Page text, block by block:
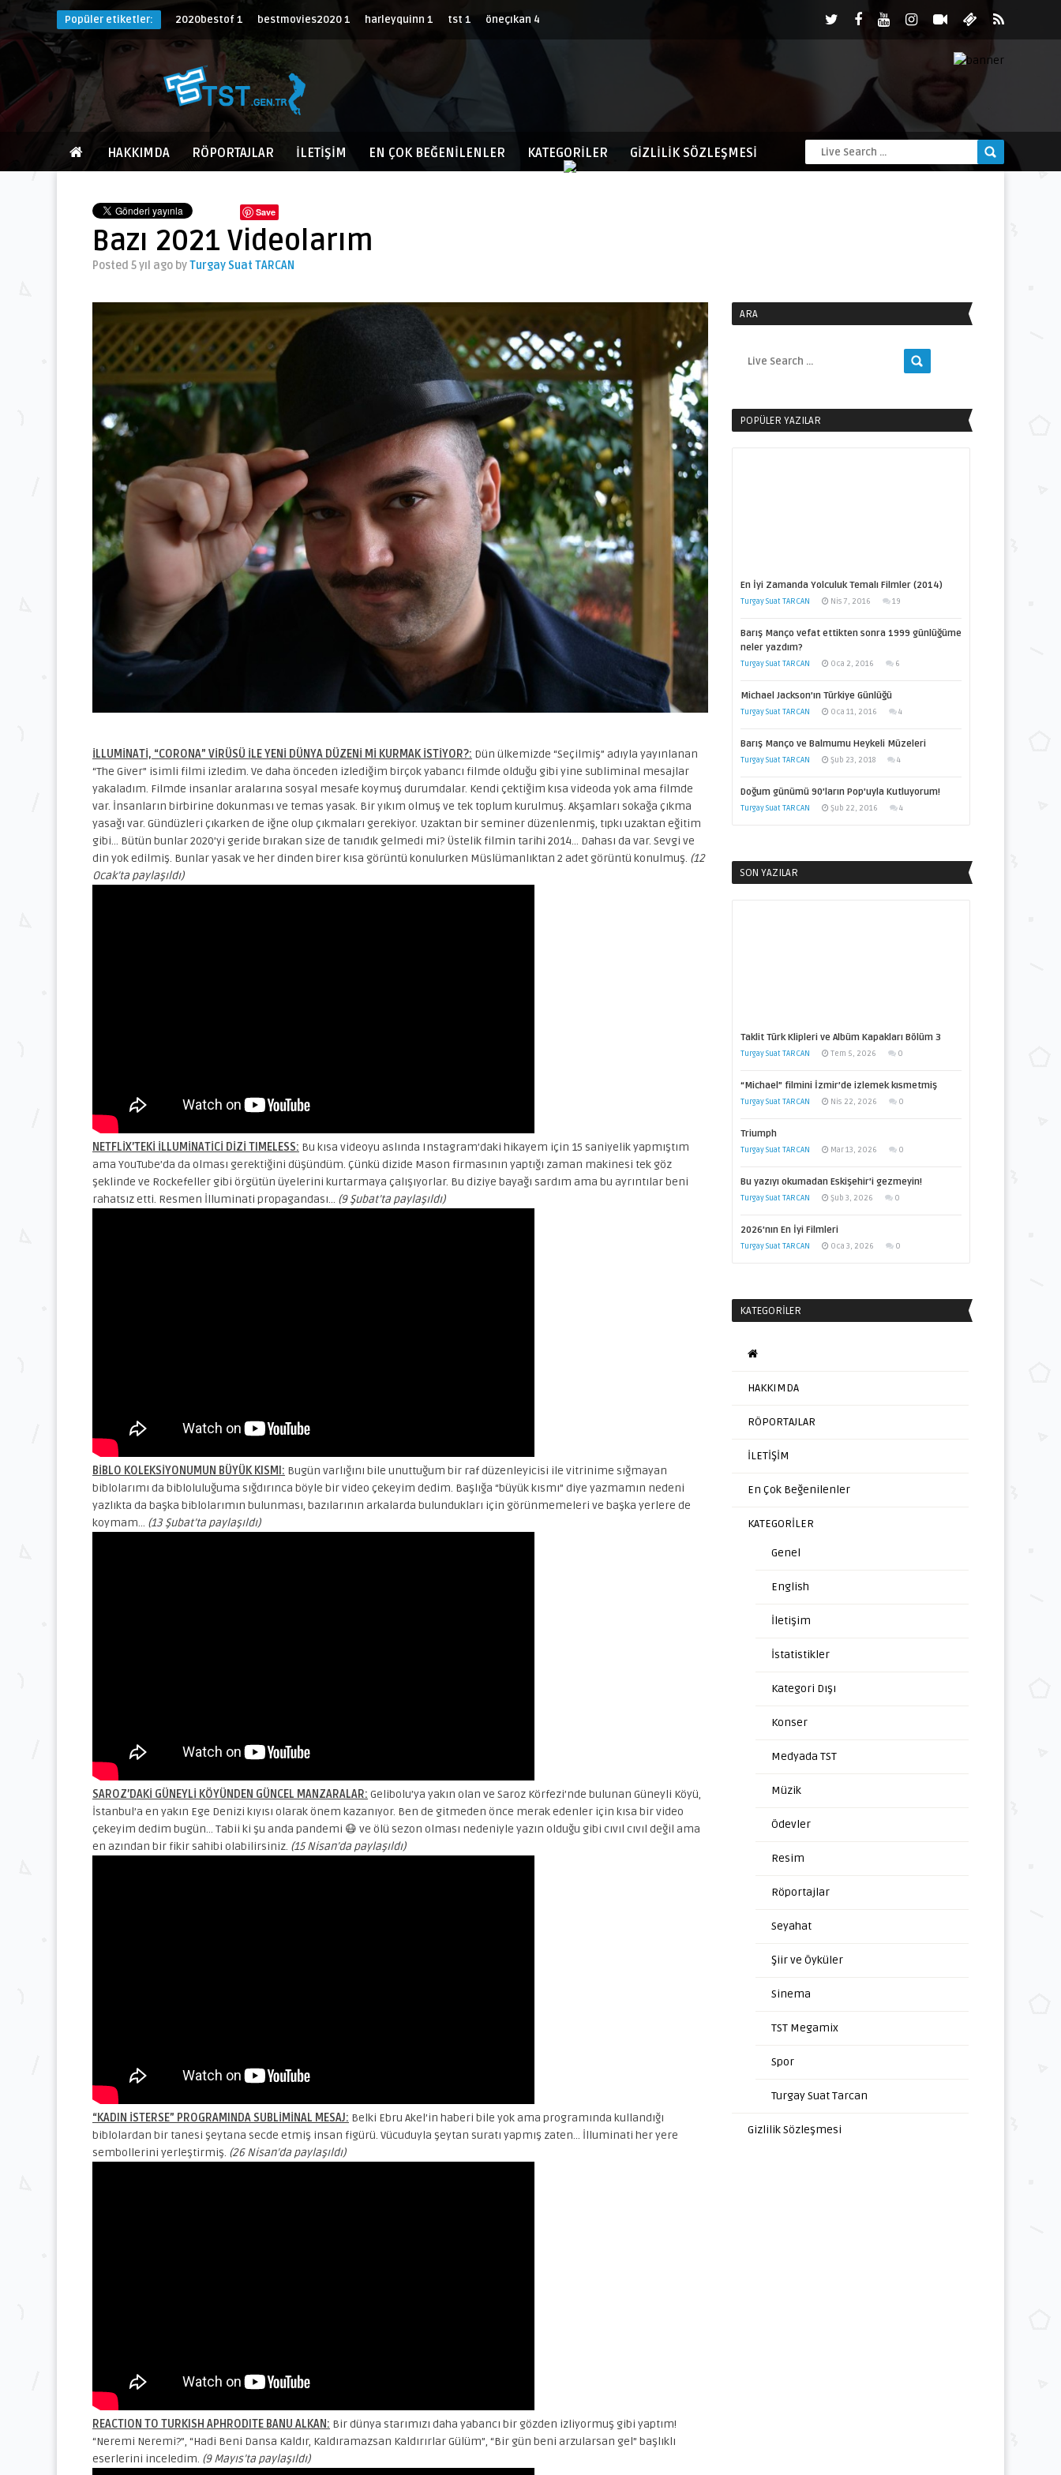
Popüler etiketler: 2020bestof1 bestmovies20201 harleyquinn 1 tst 1 öneçıkan 4
HAKKIMDA RÖPORTAJLAR İLETİŞİM EN ÇOK BEĞENILENLER KATEGORİLER GIZLILIK SÖZLEŞMESI
Save
Bazı 2021 Videolarım
Posted 5 yıl ago byTurgay Suat TARCAN
İLLUMİNATİ, “CORONA” VİRÜSÜ İLE YENİ DÜNYA DÜZENİ Mİ KURMAK İSTİYOR?: Dün ülkemizde “Seçilmiş” adıyla yayınlanan
“The Giver” isimli filmi izledim. Ve daha önceden izlediğim birçok yabancı filmde olduğu gibi yine subliminal mesajlar
yakaladım. Filmde insanlar aralarına sosyal mesafe koymuş durumdalar. Kendi çektiğim kısa videoda yok ama filmde
var. İnsanların birbirine dokunması ve temas yasak. Bir yıkım olmuş ve tek toplum kurulmuş. Akşamları sokağa çıkma
yasağı var. Gündüzleri çıkarken de iğne olup çıkmaları gerekiyor. Uzaktan bir seminer düzenlenmiş, tıpkı uzaktan eğitim
gibi… Bütün bunlar 2020’yi geride bırakan size de tanıdık gelmedi mi? Üstelik filmin tarihi 2014… Dahası da var. Sevgi ve
din yok edilmiş. Bunlar yasak ve her dinden birer kısa görüntü konulurken Müslümanlıktan 2 adet görüntü konulmuş. (12
Ocak’ta paylaşıldı)
NETFLİX’TEKİ İLLUMİNATİCİ DİZİ TIMELESS: Bu kısa videoyu aslında Instagram’daki hikayem için 15 saniyelik yapmıştım
ama YouTube’da da olması gerektiğini düşündüm. Çünkü dizide Mason firmasının yaptığı zaman makinesi tek göz
şeklinde ve Rockefeller gibi örgütün üyelerini kurtarmaya çalışıyorlar. Bu diziye bayağı sardım ama bu ayrıntılar beni
rahatsız etti. Resmen İlluminati propagandası… (9 Şubat’ta paylaşıldı)
BİBLO KOLEKSİYONUMUN BÜYÜK KISMI: Bugün varlığını bile unuttuğum bir raf düzenleyicisi ile vitrinime sığmayan
biblolarımı da bibloluluğuma sığdırınca böyle bir video çekeyim dedim. Başlığa “büyük kısmı” diye yazmamın nedeni
yazlıkta da başka biblolarımın bulunması, bazılarının arkalarda bulundukları için görünmemeleri ve başka yerlere de
koymam… (13 Şubat’ta paylaşıldı)
SAROZ’DAKİ GÜNEYLİ KÖYÜNDEN GÜNCEL MANZARALAR: Gelibolu’ya yakın olan ve Saroz Körfezi’nde bulunan Güneyli Köyü,
İstanbul’a en yakın Ege Denizi kıyısı olarak önem kazanıyor. Ben de gitmeden önce merak edenler için kısa bir video
çekeyim dedim bugün… Tabii ki şu anda pandemi 😷 ve ölü sezon olması nedeniyle yazın olduğu gibi cıvıl cıvıl değil ama
en azından bir fikir sahibi olabilirsiniz. (15 Nisan’da paylaşıldı)
“KADIN İSTERSE” PROGRAMINDA SUBLİMİNAL MESAJ: Belki Ebru Akel’in haberi bile yok ama programında kullandığı
biblolardan bir tanesi şeytana secde etmiş insan figürü. Vücuduyla şeytan suratı yapmış zaten… İlluminati her yere
sembollerini yerleştirmiş. (26 Nisan’da paylaşıldı)
REACTION TO TURKISH APHRODITE BANU ALKAN: Bir dünya starımızı daha yabancı bir gözden izliyormuş gibi yaptım!
“Neremi Neremi?”, “Hadi Beni Dansa Kaldır, Kaldıramazsan Kaldırırlar Gülüm”, “Bir gün beni arzularsan gel” başlıklı
eserlerini inceledim. (9 Mayıs’ta paylaşıldı)
ARA
POPÜLER YAZILAR
En İyi Zamanda Yolculuk Temalı Filmler (2014)
Turgay Suat TARCAN Nis 7, 2016 19
Barış Manço vefat ettikten sonra 1999 günlüğüme
neler yazdım?
Turgay Suat TARCAN Oca 2, 2016 6
Michael Jackson’ın Türkiye Günlüğü
Turgay Suat TARCAN Oca 11, 2016 4
Barış Manço ve Balmumu Heykeli Müzeleri
Turgay Suat TARCAN Şub 23, 2018 4
Doğum günümü 90’ların Pop’uyla Kutluyorum!
Turgay Suat TARCAN Şub 22, 2016 4
SON YAZILAR
Taklit Türk Klipleri ve Albüm Kapakları Bölüm 3
Turgay Suat TARCAN Tem 5, 2026 0
“Michael” filmini İzmir’de izlemek kısmetmiş
Turgay Suat TARCAN Nis 22, 2026 0
Triumph
Turgay Suat TARCAN Mar 13, 2026 0
Bu yazıyı okumadan Eskişehir’i gezmeyin!
Turgay Suat TARCAN Şub 3, 2026 0
2026’nın En İyi Filmleri
Turgay Suat TARCAN Oca 3, 2026 0
KATEGORILER
HAKKIMDA
RÖPORTAJLAR
İLETİŞİM
En Çok Beğenilenler
KATEGORİLER
Genel
English
İletişim
İstatistikler
Kategori Dışı
Konser
Medyada TST
Müzik
Ödevler
Resim
Röportajlar
Seyahat
Şiir ve Öyküler
Sinema
TST Megamix
Spor
Turgay Suat Tarcan
Gizlilik Sözleşmesi